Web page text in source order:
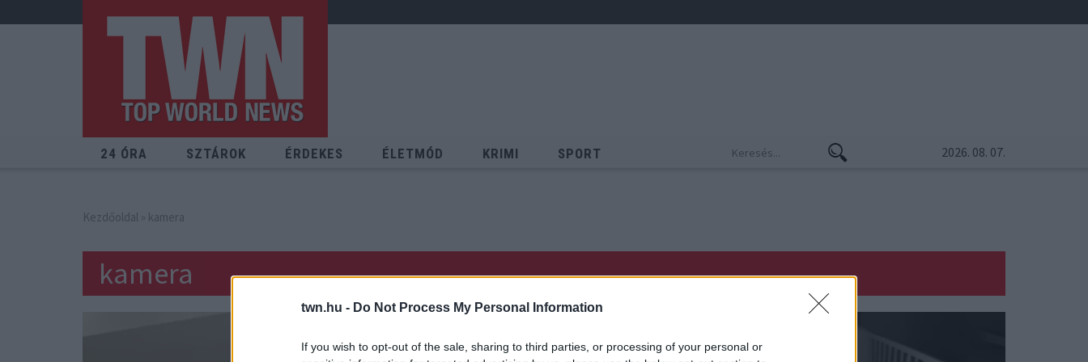
twn.hu - Do Not Process My Personal Information
If you wish to opt-out of the sale, sharing to third parties, or processing of your personal or
24 ÓRA SZTÁROK ÉRDEKES ÉLETMÓD KRIMI SPORT 2026. 08. 07.
Kezdőoldal » kamera
kamera